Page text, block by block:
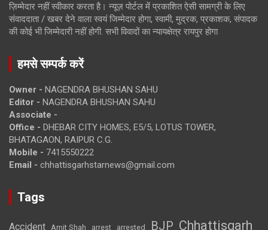
ज़िम्मेदार नहीं स्वीकार करता है। न्यूज़ पोर्टल में प्रकाशित ऐसी सामग्री के लिए
संवाददाता / खबर देने वाला स्वयं जिम्मेदार होगा, स्वामी, मुद्रक, प्रकाशक, संपादक
की कोई भी जिम्मेदारी नहीं होगी. सभी विवादों का न्यायक्षेत्र रायपुर होगा
हमसे सम्पर्क करें
Owner - NAGENDRA BHUSHAN SAHU
Editor - NAGENDRA BHUSHAN SAHU
Associate -
Office - DHEBAR CITY HOMES, E5/5, LOTUS TOWER,
BHATAGAON, RAIPUR C.G.
Mobile - 7415550222
Email - chhattisgarhstarnews@gmail.com
Tags
Accident Amit Shah arrest arrested BJP Chhattisgarh